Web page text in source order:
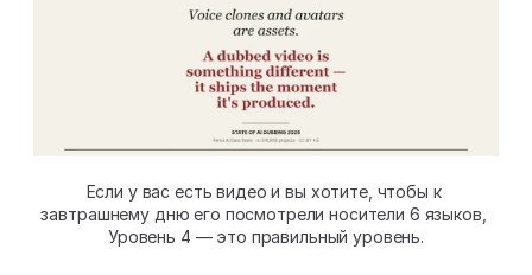
Если у вас есть видео и вы хотите, чтобы к
завтрашнему дню его посмотрели носители 6 языков,
Уровень 4 — это правильный уровень.